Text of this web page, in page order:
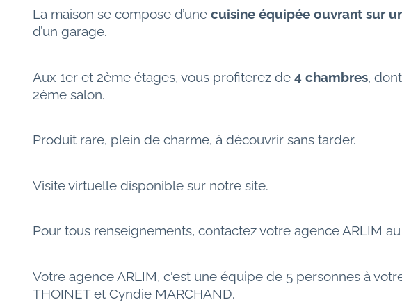
La maison se compose d’une cuisine équipée ouvrant sur
d’un garage.
Aux 1er et 2ème étages, vous profiterez de 4 chambres, dont
2ème salon.
Produit rare, plein de charme, à découvrir sans tarder.
Visite virtuelle disponible sur notre site.
Pour tous renseignements, contactez votre agence ARLIM au
Votre agence ARLIM, c'est une équipe de 5 personnes à
THOINET et Cyndie MARCHAND.